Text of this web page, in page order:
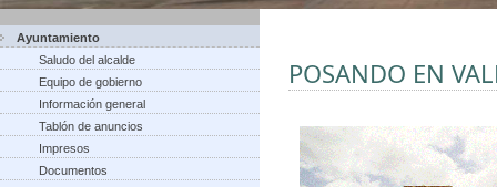
Ayuntamiento
Saludo del alcalde
Equipo de gobierno
Información general
Tablón de anuncios
Impresos
Documentos
POSANDO EN